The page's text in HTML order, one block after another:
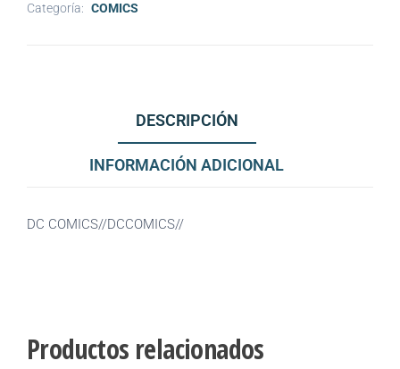
Categoría: COMICS
DESCRIPCIÓN
INFORMACIÓN ADICIONAL
DC COMICS//DCCOMICS//
Productos relacionados